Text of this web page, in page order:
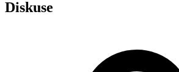
Diskuse